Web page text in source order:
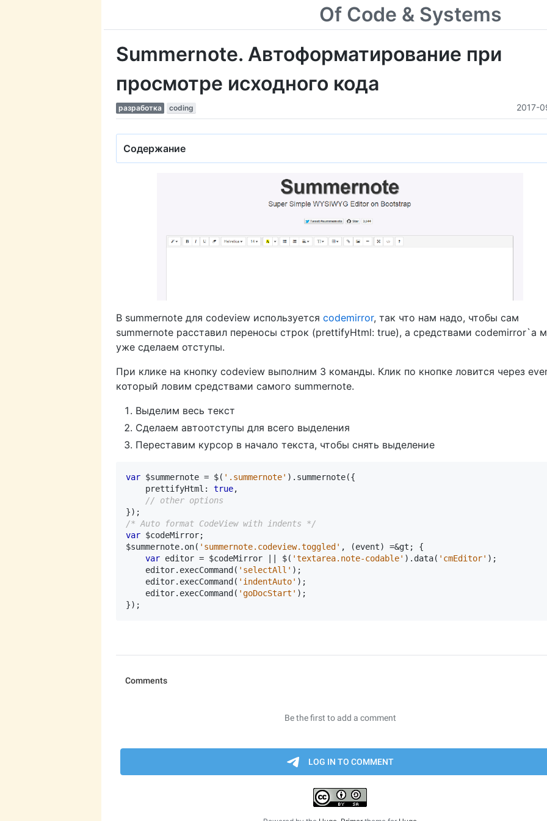
Of Code & Systems
Summernote. Автоформатирование при
просмотре исходного кода
разработка coding 2017-
Содержание
В summernote для codeview используется codemirror, так что нам надо, чтобы сам
summernote расставил переносы строк (prettifyHtml: true), а средствами codemirror`а
уже сделаем отступы.
При клике на кнопку codeview выполним 3 команды. Клик по кнопке ловится через
который ловим средствами самого summernote.
Выделим весь текст
Сделаем автоотступы для всего выделения
Переставим курсор в начало текста, чтобы снять выделение
var $summernote = $( '.summernote' ). summernote({
prettifyHtml : true,
});
/* Auto format CodeView with indents */
var $codeMirror;
$summernote. on( 'summernote.codeview.toggled' , (event) =&gt ;
{
var editor = $codeMirror $( 'textarea.note-codable' ). data( 'cmEditor' );
editor. execCommand ( 'selectAll' );
editor. execCommand ( 'indentAuto' );
editor. execCommand ( 'goDocStart' );
});